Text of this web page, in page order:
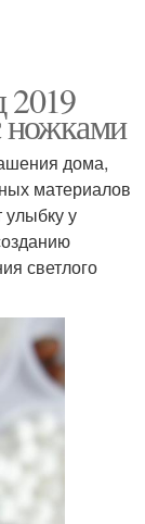
2019
ножками
дома,
материалов
у
светлого